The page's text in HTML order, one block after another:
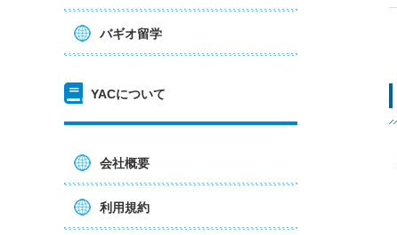
バギオ留学
YACについて
会社概要
利用規約